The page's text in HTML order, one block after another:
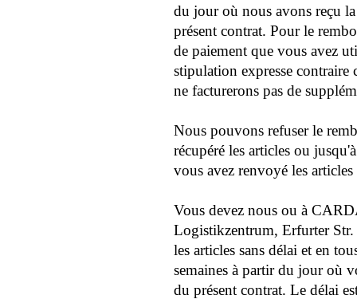
du jour où nous avons reçu
présent contrat. Pour le
de paiement que vous avez
stipulation expresse contraire
ne facturerons pas de
Nous pouvons refuser le
récupéré les articles ou
vous avez renvoyé les
Vous devez nous ou à
Logistikzentrum, Erfurter
les articles sans délai et en
semaines à partir du jour où
du présent contrat. Le délai